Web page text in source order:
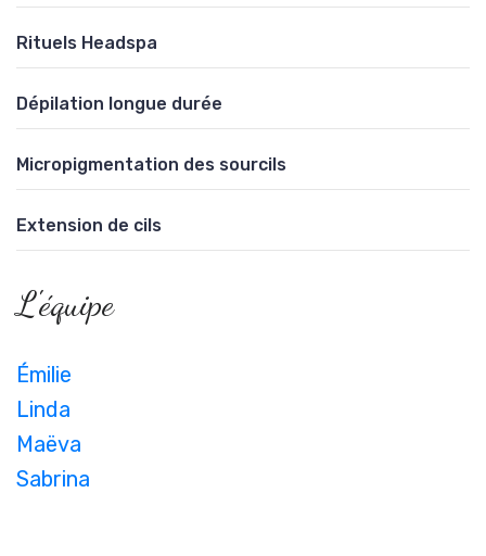
Rituels Headspa
Dépilation longue durée
Micropigmentation des sourcils
Extension de cils
L'équipe
Émilie
Linda
Maëva
Sabrina